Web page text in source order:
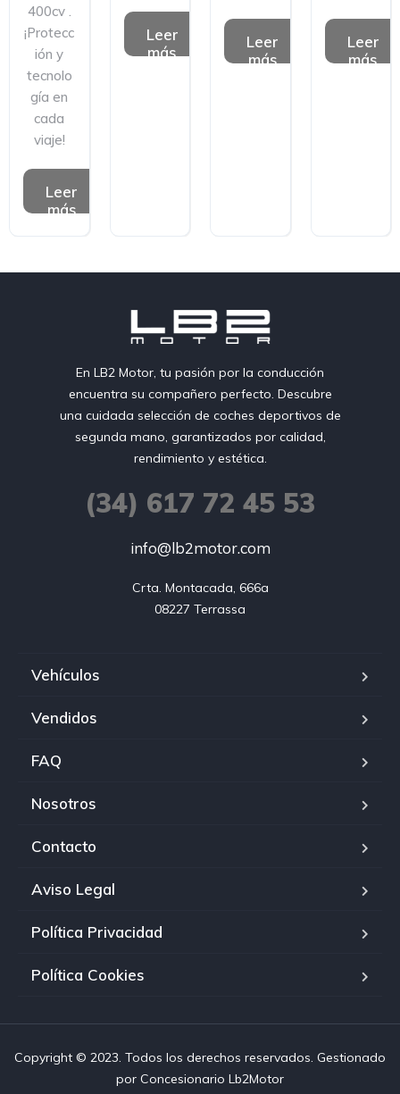
400cv .
¡Protecc
ión y
tecnolo
gía en
cada
viaje!
Leer
más
Leer
más
Leer
más
Leer
más
En LB2 Motor, tu pasión por la conducción
encuentra su compañero perfecto. Descubre
una cuidada selección de coches deportivos de
segunda mano, garantizados por calidad,
rendimiento y estética.
(34) 617 72 45 53
info@lb2motor.com
Crta. Montacada, 666a
08227 Terrassa
Vehículos
Vendidos
FAQ
Nosotros
Contacto
Aviso Legal
Política Privacidad
Política Cookies
Copyright © 2023. Todos los derechos reservados. Gestionado
por Concesionario Lb2Motor